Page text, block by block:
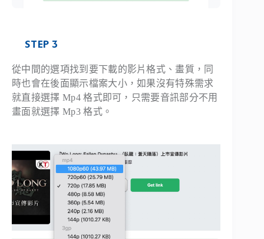
STEP 3
從中間的選項找到要下載的影片格式、畫質，同
時也會在後面顯示檔案大小，如果沒有特殊需求
就直接選擇 Mp4 格式即可，只需要音訊部分不用
畫面就選擇 Mp3 格式。